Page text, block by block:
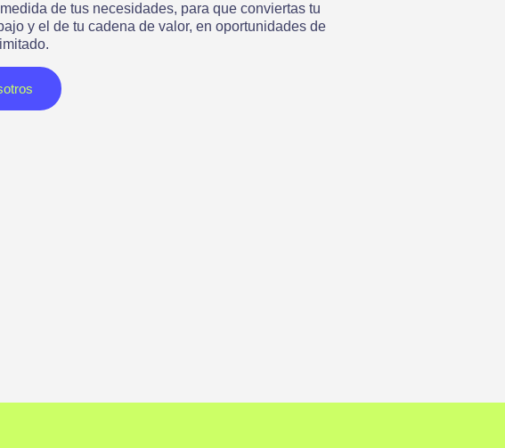
de tus necesidades, para que conviertas tu
y el de tu cadena de valor, en oportunidades de